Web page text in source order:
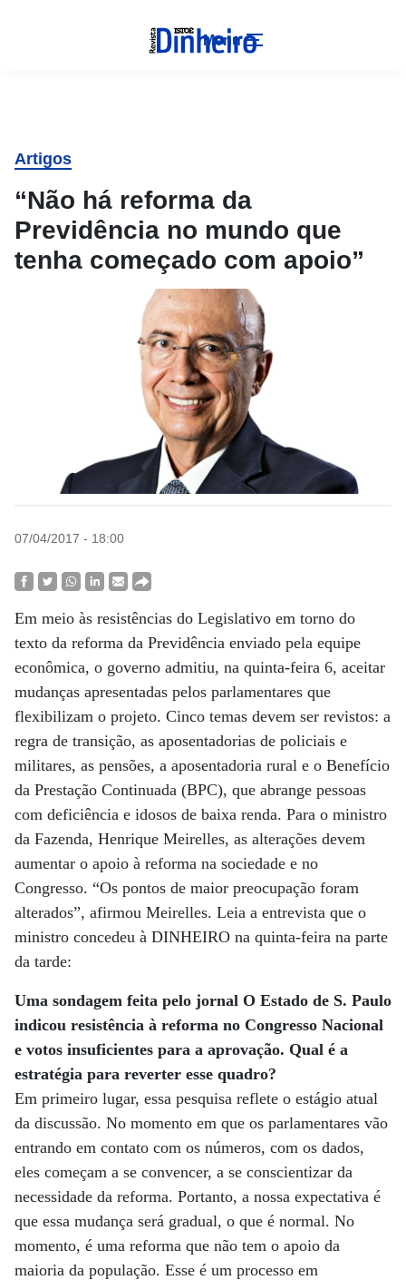
Menu
Artigos
“Não há reforma da
Previdência no mundo que
tenha começado com apoio”
07/04/2017 - 18:00
Em meio às resistências do Legislativo em torno do
texto da reforma da Previdência enviado pela equipe
econômica, o governo admitiu, na quinta-feira 6, aceitar
mudanças apresentadas pelos parlamentares que
flexibilizam o projeto. Cinco temas devem ser revistos: a
regra de transição, as aposentadorias de policiais e
militares, as pensões, a aposentadoria rural e o Benefício
da Prestação Continuada (BPC), que abrange pessoas
com deficiência e idosos de baixa renda. Para o ministro
da Fazenda, Henrique Meirelles, as alterações devem
aumentar o apoio à reforma na sociedade e no
Congresso. “Os pontos de maior preocupação foram
alterados”, afirmou Meirelles. Leia a entrevista que o
ministro concedeu à DINHEIRO na quinta-feira na parte
da tarde:
Uma sondagem feita pelo jornal O Estado de S. Paulo
indicou resistência à reforma no Congresso Nacional
e votos insuficientes para a aprovação. Qual é a
estratégia para reverter esse quadro?
Em primeiro lugar, essa pesquisa reflete o estágio atual
da discussão. No momento em que os parlamentares vão
entrando em contato com os números, com os dados,
eles começam a se convencer, a se conscientizar da
necessidade da reforma. Portanto, a nossa expectativa é
que essa mudança será gradual, o que é normal. No
momento, é uma reforma que não tem o apoio da
maioria da população. Esse é um processo em